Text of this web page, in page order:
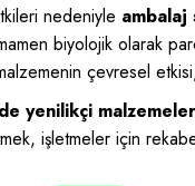
nedeniyle
biyolojik olarak
çevresel
yenilikçi malzemeler
işletmeler için